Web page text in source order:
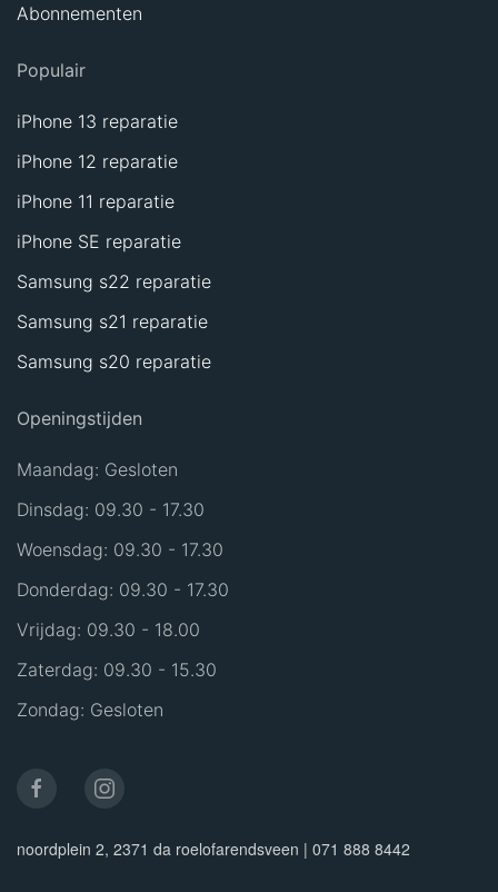
Abonnementen
Populair
iPhone 13 reparatie
iPhone 12 reparatie
iPhone 11 reparatie
iPhone SE reparatie
Samsung s22 reparatie
Samsung s21 reparatie
Samsung s20 reparatie
Openingstijden
Maandag: Gesloten
Dinsdag: 09.30 - 17.30
Woensdag: 09.30 - 17.30
Donderdag: 09.30 - 17.30
Vrijdag: 09.30 - 18.00
Zaterdag: 09.30 - 15.30
Zondag: Gesloten
noordplein 2, 2371 da roelofarendsveen | 071 888 8442